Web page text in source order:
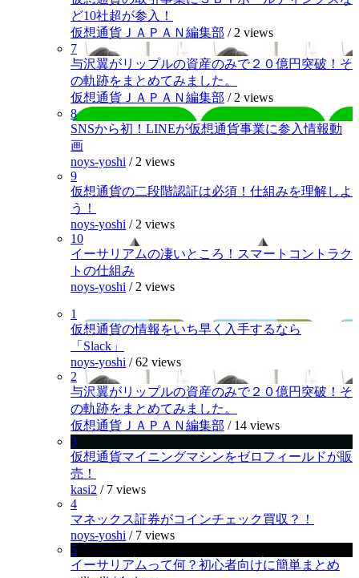
ど10社超が参入！
仮想通貨ＪＡＰＡＮ編集部 / 2 views
7
与沢翼がリップルの資産のみで２０億円突破！そ
の軌跡をまとめてみました。
仮想通貨ＪＡＰＡＮ編集部 / 2 views
8
SNSから初！LINEが仮想通貨事業に参入情報動
画
noys-yoshi / 2 views
9
仮想通貨の二段階認証は必須！仕組みを理解しよ
う！
noys-yoshi / 2 views
10
イーサリアムの凄いところ！スマートコントラク
トの仕組み
noys-yoshi / 2 views
1
仮想通貨の情報をいち早く入手するなら
「Slack」
noys-yoshi /62 views
2
与沢翼がリップルの資産のみで２０億円突破！そ
の軌跡をまとめてみました。
仮想通貨ＪＡＰＡＮ編集部 / 14 views
3
仮想通貨マイニングマシンをゼロフィールドが販
売！
kasi2 / 7 views
4
マネックス証券がコインチェック買収？！
noys-yoshi / 7 views
5
イーサリアムって何？初心者向けに簡単まとめ